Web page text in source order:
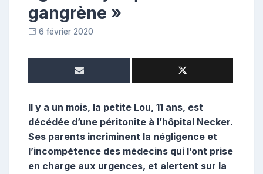
gangrène »
6 février 2020
o
i
t
r
i
Il y a un mois, la petite Lou, 11 ans, est
décédée d’une péritonite à l’hôpital Necker.
Ses parents incriminent la négligence et
l’incompétence des médecins qui l’ont prise
en charge aux urgences, et alertent sur la